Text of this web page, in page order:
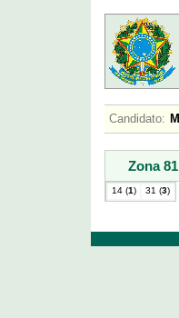
Candidato:
Zona 81
14 (1) 31 (3)